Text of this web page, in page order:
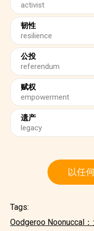
activist
韧性
resilience
公投
referendum
赋权
empowerment
遗产
legacy
以任
Tags:
Oodgeroo Noonuccal